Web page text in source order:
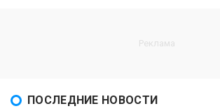
ПОСЛЕДНИЕ НОВОСТИ